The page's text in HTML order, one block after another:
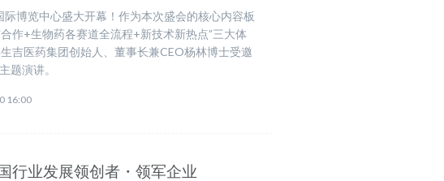
博览中心盛大开幕！作为本次盛会的核心内容板
作+生物药各赛道全流程+新技术新热点”三大体
吉医药集团创始人、董事长兼CEO杨林博士受邀
题演讲。
16:00
行业发展领创者・领军企业